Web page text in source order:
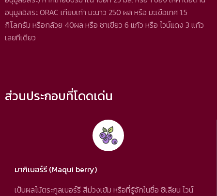
อนุมูลอิสระ ORAC เทียบเท่า มะนาว 250 ผล หรือ มะเขือเทศ 1.5
กิโลกรัม หรือกล้วย 40ผล หรือ ชาเขียว 6 แก้ว หรือ ไวน์แดง 3 แก้ว
เลยทีเดียว
ส่วนประกอบที่โดดเด่น
มากิเบอร์รี (Maqui berry)
เป็นผลไม้ตระกูลเบอร์รี สีม่วงเข้ม หรือที่รู้จักในชื่อ ชิเลียน ไวน์